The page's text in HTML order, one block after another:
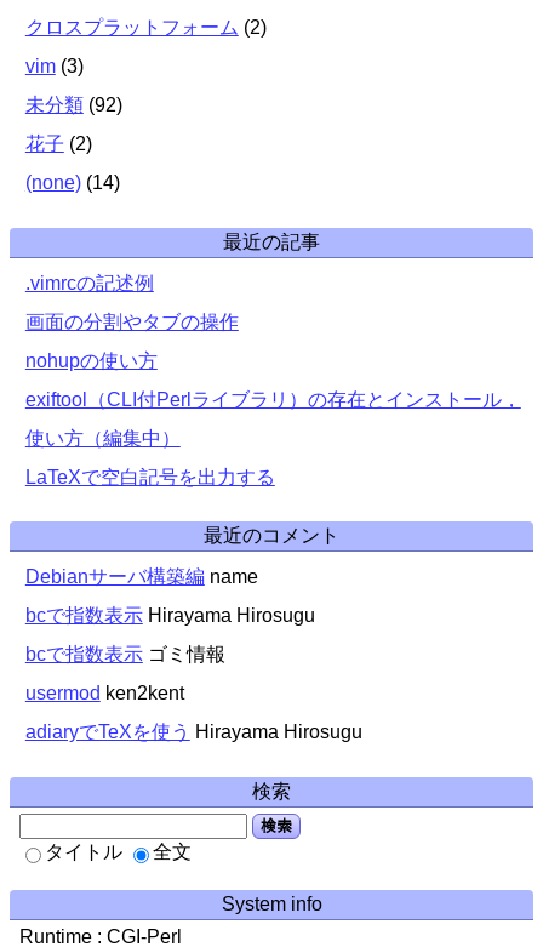
クロスプラットフォーム (2)
vim (3)
未分類 (92)
花子 (2)
(none) (14)
最近の記事
.vimrcの記述例
画面の分割やタブの操作
nohupの使い方
exiftool（CLI付Perlライブラリ）の存在とインストール，
使い方（編集中）
LaTeXで空白記号を出力する
最近のコメント
Debianサーバ構築編 name
bcで指数表示 Hirayama Hirosugu
bcで指数表示 ゴミ情報
usermod ken2kent
adiaryでTeXを使う Hirayama Hirosugu
検索
検索
タイトル 全文
System info
Runtime : CGI-Perl